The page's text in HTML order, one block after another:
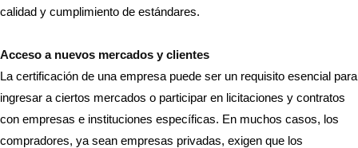
calidad y cumplimiento de estándares.
Acceso a nuevos mercados y clientes
La certificación de una empresa puede ser un requisito esencial para
ingresar a ciertos mercados o participar en licitaciones y contratos
con empresas e instituciones específicas. En muchos casos, los
compradores, ya sean empresas privadas, exigen que los